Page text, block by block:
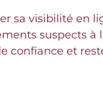
sa visibilité en
suspects à
confiance et